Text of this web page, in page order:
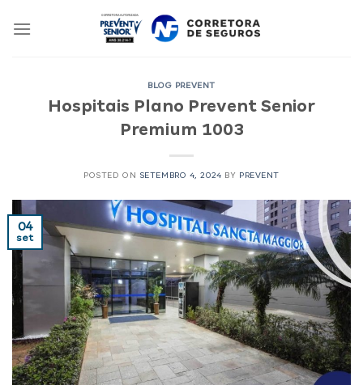
BLOG PREVENT
Hospitais Plano Prevent Senior
Premium 1003
POSTED ON SETEMBRO 4, 2024 BY PREVENT
04
set